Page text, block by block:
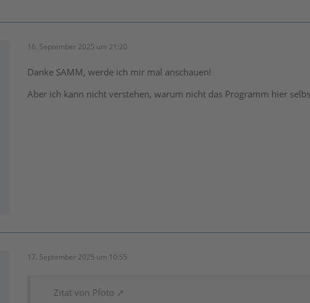
16. September 2025 um 21:20
Danke SAMM, werde ich mir mal anschauen!
Aber ich kann nicht verstehen, warum nicht das Programm hier
17. September 2025 um 10:55
Zitat von Pfoto